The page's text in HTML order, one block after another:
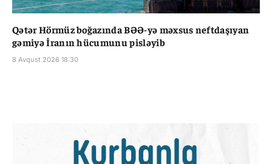
Qətər Hörmüz boğazında BƏƏ-yə məxsus neftdaşıyan
gəmiyə İranın hücumunu pisləyib
8 Avqust 2026 18:30